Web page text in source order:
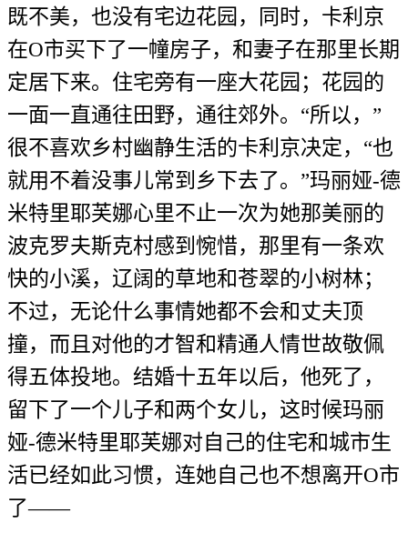
既不美，也没有宅边花园，同时，卡利京
在O市买下了一幢房子，和妻子在那里长期
定居下来。住宅旁有一座大花园；花园的
一面一直通往田野，通往郊外。“所以，”
很不喜欢乡村幽静生活的卡利京决定，“也
就用不着没事儿常到乡下去了。”玛丽娅-德
米特里耶芙娜心里不止一次为她那美丽的
波克罗夫斯克村感到惋惜，那里有一条欢
快的小溪，辽阔的草地和苍翠的小树林；
不过，无论什么事情她都不会和丈夫顶
撞，而且对他的才智和精通人情世故敬佩
得五体投地。结婚十五年以后，他死了，
留下了一个儿子和两个女儿，这时候玛丽
娅-德米特里耶芙娜对自己的住宅和城市生
活已经如此习惯，连她自己也不想离开O市
了——